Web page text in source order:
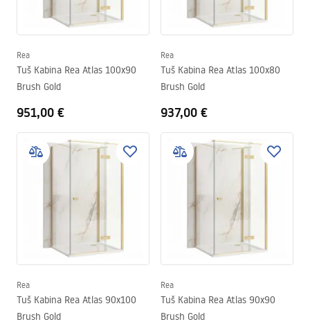
Rea
Tuš Kabina Rea Atlas 100x90
Brush Gold
951,00 €
Rea
Tuš Kabina Rea Atlas 100x80
Brush Gold
937,00 €
Rea
Tuš Kabina Rea Atlas 90x100
Brush Gold
Rea
Tuš Kabina Rea Atlas 90x90
Brush Gold